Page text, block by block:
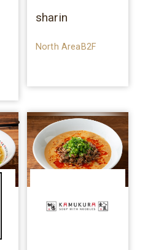
sharin
North AreaB2F